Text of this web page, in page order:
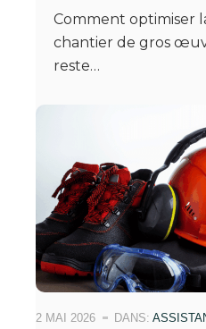
Comment optimiser
chantier de gros
reste…
2 MAI 2026 DANS: